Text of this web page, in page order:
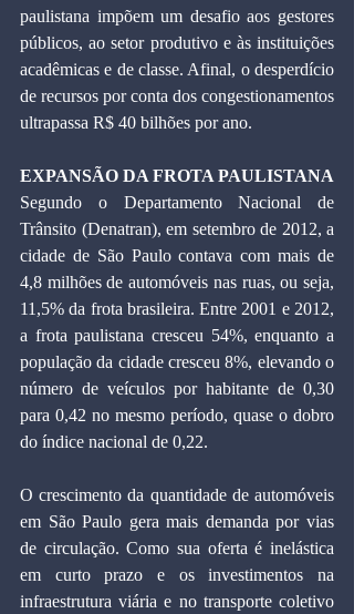
paulistana impõem um desafio aos gestores
públicos, ao setor produtivo e às instituições
acadêmicas e de classe. Afinal, o desperdício
de recursos por conta dos congestionamentos
ultrapassa R$ 40 bilhões por ano.
EXPANSÃO DA FROTA PAULISTANA
Segundo o Departamento Nacional de
Trânsito (Denatran), em setembro de 2012, a
cidade de São Paulo contava com mais de
4,8 milhões de automóveis nas ruas, ou seja,
11,5% da frota brasileira. Entre 2001 e 2012,
a frota paulistana cresceu 54%, enquanto a
população da cidade cresceu 8%, elevando o
número de veículos por habitante de 0,30
para 0,42 no mesmo período, quase o dobro
do índice nacional de 0,22.
O crescimento da quantidade de automóveis
em São Paulo gera mais demanda por vias
de circulação. Como sua oferta é inelástica
em curto prazo e os investimentos na
infraestrutura viária e no transporte coletivo